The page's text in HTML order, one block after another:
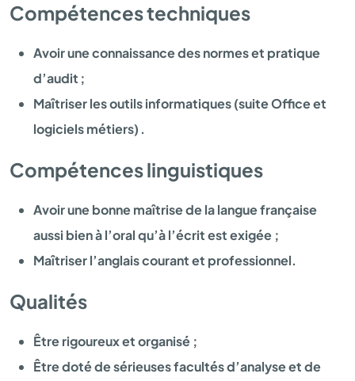
Compétences techniques
Avoir une connaissance des normes et pratique
d’audit ;
Maîtriser les outils informatiques (suite Office et
logiciels métiers) .
Compétences linguistiques
Avoir une bonne maîtrise de la langue française
aussi bien à l’oral qu’à l’écrit est exigée ;
Maîtriser l’anglais courant et professionnel.
Qualités
Être rigoureux et organisé ;
Être doté de sérieuses facultés d’analyse et de